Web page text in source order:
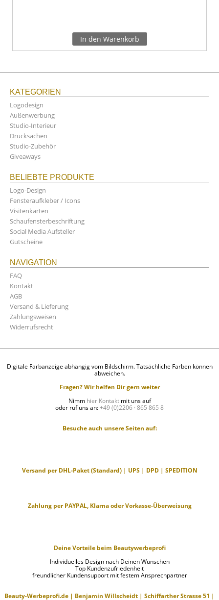
In den Warenkorb
KATEGORIEN
Logodesign
Außenwerbung
Studio-Interieur
Drucksachen
Studio-Zubehör
Giveaways
BELIEBTE PRODUKTE
Logo-Design
Fensteraufkleber / Icons
Visitenkarten
Schaufensterbeschriftung
Social Media Aufsteller
Gutscheine
NAVIGATION
FAQ
Kontakt
AGB
Versand & Lieferung
Zahlungsweisen
Widerrufsrecht
Digitale Farbanzeige abhängig vom Bildschirm. Tatsächliche Farben können
abweichen.
Fragen? Wir helfen Dir gern weiter
Nimm hier Kontaktmit uns auf
oder ruf uns an:+49 (0)2206 · 865 865 8
Besuche auch unsere Seiten auf:
Versand per DHL-Paket (Standard) | UPS | DPD | SPEDITION
Zahlung per PAYPAL, Klarna oder Vorkasse-Überweisung
Deine Vorteile beim Beautywerbeprofi
Individuelles Design nach Deinen Wünschen
Top Kundenzufriedenheit
freundlicher Kundensupport mit festem Ansprechpartner
Beauty-Werbeprofi.de | Benjamin Willscheidt | Schiffarther Strasse 51 |